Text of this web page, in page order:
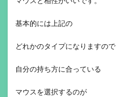
基本的には上記の
どれかのタイプになりますので
自分の持ち方に合っている
マウスを選択するのが